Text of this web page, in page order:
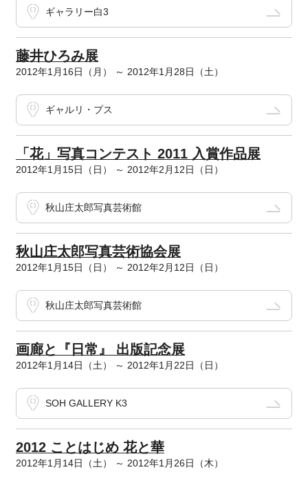
ギャラリー白3
藤井ひろみ展
2012年1月16日（月） ～ 2012年1月28日（土）
ギャルリ・プス
「花」写真コンテスト 2011 入賞作品展
2012年1月15日（日） ～ 2012年2月12日（日）
秋山庄太郎写真芸術館
秋山庄太郎写真芸術協会展
2012年1月15日（日） ～ 2012年2月12日（日）
秋山庄太郎写真芸術館
画廊と『日常』 出版記念展
2012年1月14日（土） ～ 2012年1月22日（日）
SOH GALLERY K3
2012 ことはじめ 花と華
2012年1月14日（土） ～ 2012年1月26日（木）